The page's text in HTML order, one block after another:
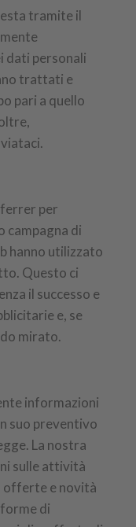
tramite il
dati personali
trattati e
pari a quello
per
campagna di
hanno utilizzato
Questo ci
il successo e
e, se
mirato.
informazioni
suo preventivo
La nostra
sulle attività
offerte e novità
di